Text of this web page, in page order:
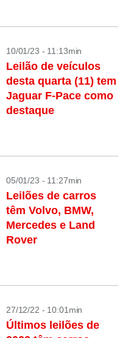
10/01/23 - 11:13min
Leilão de veículos
desta quarta (11) tem
Jaguar F-Pace como
destaque
05/01/23 - 11:27min
Leilões de carros
têm Volvo, BMW,
Mercedes e Land
Rover
27/12/22 - 10:01min
Últimos leilões de